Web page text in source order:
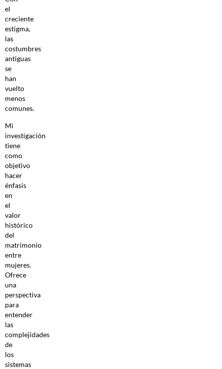
el
creciente
estigma,
las
costumbres
antiguas
se
han
vuelto
menos
comunes.
Mi
investigación
tiene
como
objetivo
hacer
énfasis
en
el
valor
histórico
del
matrimonio
entre
mujeres.
Ofrece
una
perspectiva
para
entender
las
complejidades
de
los
sistemas